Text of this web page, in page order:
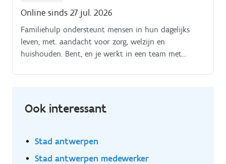
Online sinds 27 jul. 2026
Familiehulp ondersteunt mensen in hun dagelijks
leven, met. aandacht voor zorg, welzijn en
huishouden. Bent, en je werkt in een team met
Aandacht hebben voor je klant en zijn/haar
Ook interessant
Stad antwerpen
Stad antwerpen medewerker